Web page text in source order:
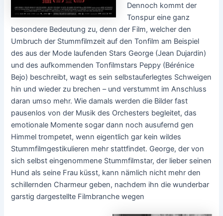
Dennoch kommt der
Tonspur eine ganz
besondere Bedeutung zu, denn der Film, welcher den
Umbruch der Stummfilmzeit auf den Tonfilm am Beispiel
des aus der Mode laufenden Stars George (Jean Dujardin)
und des aufkommenden Tonfilmstars Peppy (Bérénice
Bejo) beschreibt, wagt es sein selbstauferlegtes Schweigen
hin und wieder zu brechen – und verstummt im Anschluss
daran umso mehr. Wie damals werden die Bilder fast
pausenlos von der Musik des Orchesters begleitet, das
emotionale Momente sogar dann noch ausufernd gen
Himmel trompetet, wenn eigentlich gar kein wildes
Stummfilmgestikulieren mehr stattfindet. George, der von
sich selbst eingenommene Stummfilmstar, der lieber seinen
Hund als seine Frau küsst, kann nämlich nicht mehr den
schillernden Charmeur geben, nachdem ihn die wunderbar
garstig dargestellte Filmbranche wegen